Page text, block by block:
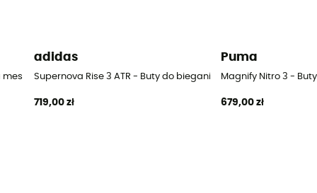
meskie
adidas
Supernova Rise 3 ATR - Buty do biegania meskie
719,00 zł
Puma
Magnify Nitro 3 -
679,00 zł